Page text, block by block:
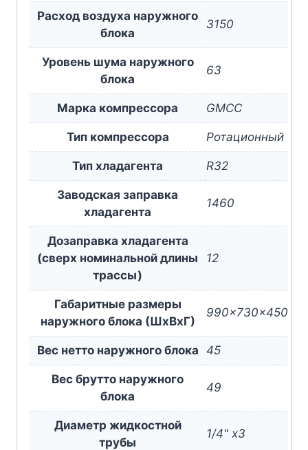
Расход воздуха наружного
блока
3150
Уровень шума наружного
блока
63
Марка компрессора GMCC
Тип компрессора Ротационный
Тип хладагента R32
Заводская заправка
хладагента
1460
Дозаправка хладагента
(сверх номинальной длины
трассы)
12
Габаритные размеры
наружного блока (ШxВxГ)
990x730x450
Вес нетто наружного блока 45
Вес брутто наружного
блока
49
Диаметр жидкостной
трубы
1/4" x3